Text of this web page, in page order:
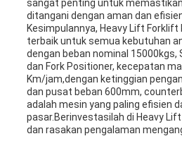
sangat penting untuk
ditangani dengan aman dan
Kesimpulannya, Heavy Lift Forklift
terbaik untuk semua kebutuhan
dengan beban nominal 15000kgs,
dan Fork Positioner, kecepatan
Km/jam,dengan ketinggian
dan pusat beban 600mm,
adalah mesin yang paling efisien
pasar.Berinvestasilah di Heavy
dan rasakan pengalaman